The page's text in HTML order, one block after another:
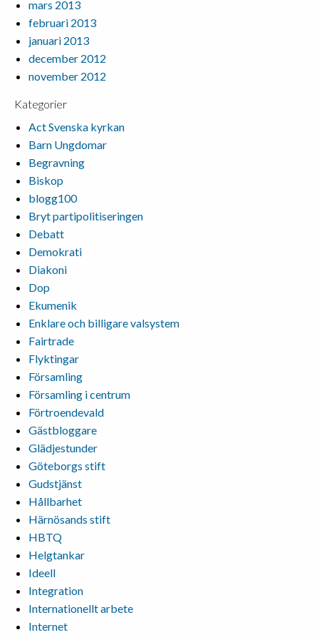
mars 2013
februari 2013
januari 2013
december 2012
november 2012
Kategorier
Act Svenska kyrkan
Barn Ungdomar
Begravning
Biskop
blogg100
Bryt partipolitiseringen
Debatt
Demokrati
Diakoni
Dop
Ekumenik
Enklare och billigare valsystem
Fairtrade
Flyktingar
Församling
Församling i centrum
Förtroendevald
Gästbloggare
Glädjestunder
Göteborgs stift
Gudstjänst
Hållbarhet
Härnösands stift
HBTQ
Helgtankar
Ideell
Integration
Internationellt arbete
Internet